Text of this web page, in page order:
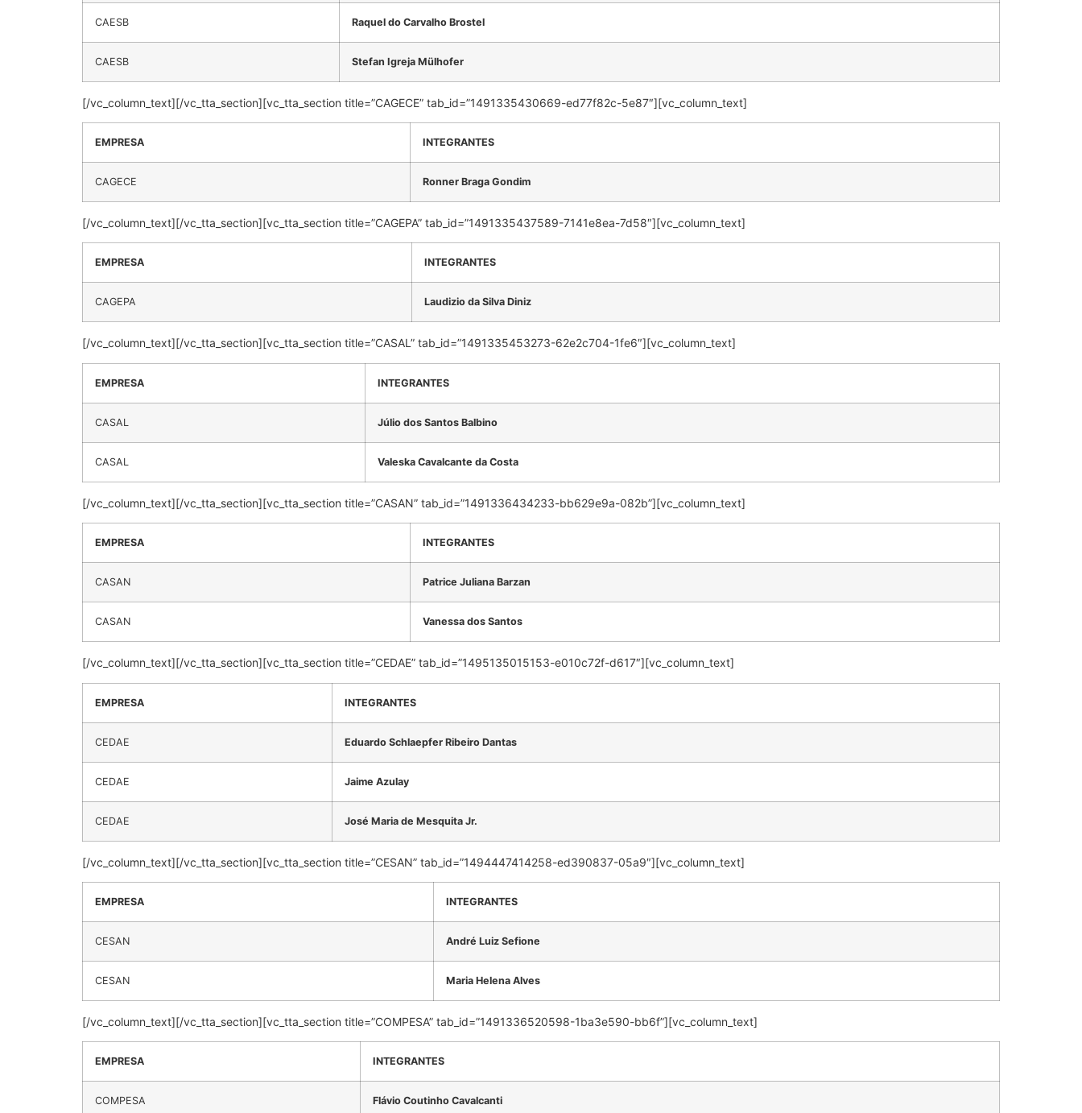
CAESB Raquel do Carvalho Brostel
CAESB Stefan Igreja Mülhofer
[/vc_column_text][/vc_tta_section][vc_tta_section title=”CAGECE” tab_id=”1491335430669-ed77f82c-5e87″][vc_column_text]
EMPRESA INTEGRANTES
CAGECE Ronner Braga Gondim
[/vc_column_text][/vc_tta_section][vc_tta_section title=”CAGEPA” tab_id=”1491335437589-7141e8ea-7d58″][vc_column_text]
EMPRESA INTEGRANTES
CAGEPA Laudizio da Silva Diniz
[/vc_column_text][/vc_tta_section][vc_tta_section title=”CASAL” tab_id=”1491335453273-62e2c704-1fe6″][vc_column_text]
EMPRESA INTEGRANTES
CASAL Júlio dos Santos Balbino
CASAL Valeska Cavalcante da Costa
[/vc_column_text][/vc_tta_section][vc_tta_section title=”CASAN” tab_id=”1491336434233-bb629e9a-082b”][vc_column_text]
EMPRESA INTEGRANTES
CASAN Patrice Juliana Barzan
CASAN Vanessa dos Santos
[/vc_column_text][/vc_tta_section][vc_tta_section title=”CEDAE” tab_id=”1495135015153-e010c72f-d617″][vc_column_text]
EMPRESA INTEGRANTES
CEDAE Eduardo Schlaepfer Ribeiro Dantas
CEDAE Jaime Azulay
CEDAE José Maria de Mesquita Jr.
[/vc_column_text][/vc_tta_section][vc_tta_section title=”CESAN” tab_id=”1494447414258-ed390837-05a9″][vc_column_text]
EMPRESA INTEGRANTES
CESAN André Luiz Sefione
CESAN Maria Helena Alves
[/vc_column_text][/vc_tta_section][vc_tta_section title=”COMPESA” tab_id=”1491336520598-1ba3e590-bb6f”][vc_column_text]
EMPRESA INTEGRANTES
COMPESA Flávio Coutinho Cavalcanti